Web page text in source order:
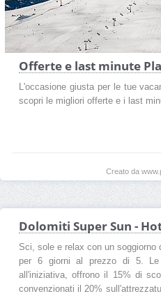
Offerte e last minute
L'occasione giusta per le tue
scopri le migliori offerte e i last
Creato da
Dolomiti Super Sun -
Sci, sole e relax con un
per 6 giorni al prezzo di 5.
all'iniziativa, offrono il 15% di
convenzionati il 20%